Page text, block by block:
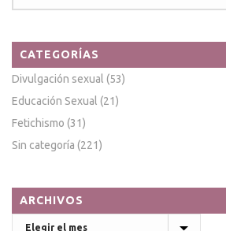
CATEGORÍAS
Divulgación sexual (53)
Educación Sexual (21)
Fetichismo (31)
Sin categoría (221)
ARCHIVOS
Archivos